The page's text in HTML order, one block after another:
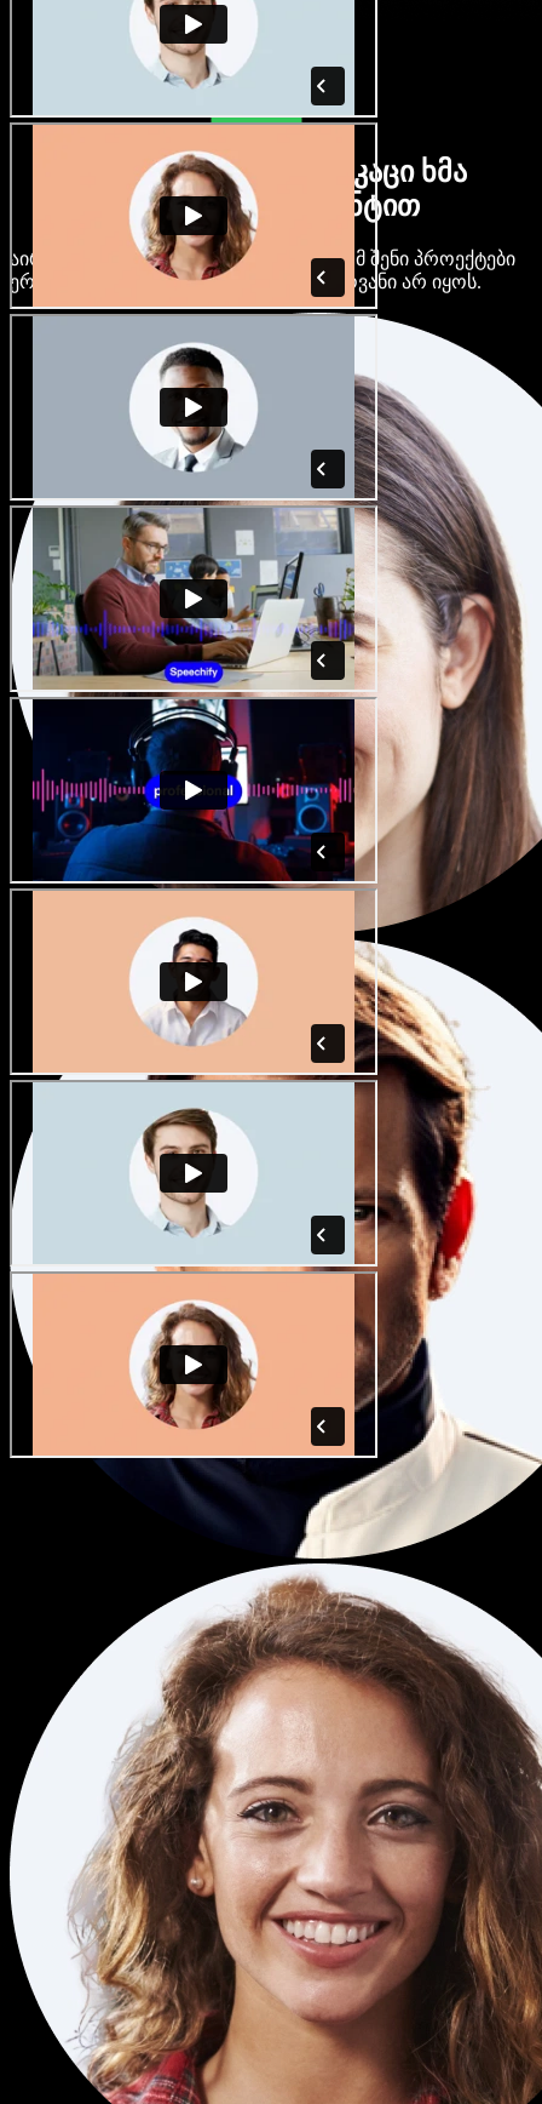
ბევრი ქალი და მამაკაცი ხმა
ნებისმიერი აქცენტით
აირჩიე ასობით AI ხმა და აქცენტი, რომ შენი პროექტები
ერთმანეთს არ ჰგავდეს და ერთფეროვანი არ იყოს.